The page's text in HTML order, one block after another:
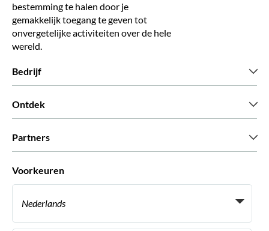
bestemming te halen door je
gemakkelijk toegang te geven tot
onvergetelijke activiteiten over de hele
wereld.
Bedrijf
Ontdek
Partners
Word een Leverancier
Voorkeuren
Nederlands